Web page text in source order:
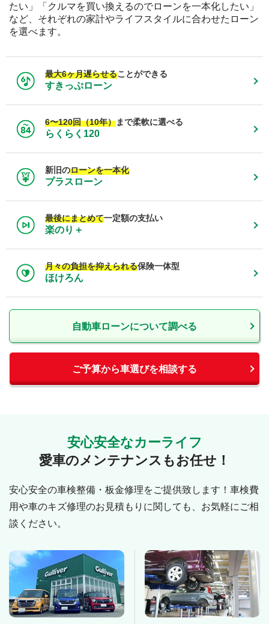
たい」「クルマを買い換えるのでローンを一本化したい」
など、それぞれの家計やライフスタイルに合わせたローン
を選べます。
最大6ヶ月遅らせることができる
すきっぷローン
6〜120回（10年）まで柔軟に選べる
らくらく120
新旧のローンを一本化
プラスローン
最後にまとめて一定額の支払い
楽のり＋
月々の負担を抑えられる保険一体型
ほけろん
自動車ローンについて調べる
ご予算から車選びを相談する
安心安全なカーライフ
愛車のメンテナンスもお任せ！
安心安全の車検整備・板金修理をご提供致します！車検費
用や車のキズ修理のお見積もりに関しても、お気軽にご相
談ください。